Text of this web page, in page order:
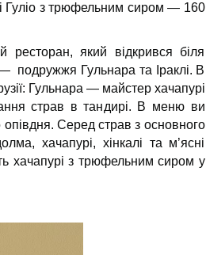
Гуліо з трюфельним сиром — 160
ресторан, який відкрився біля
подружжя Гульнара та Іраклі. В
Гульнара — майстер хачапурі
страв в тандирі. В меню ви
опівдня. Серед страв з основного
хачапурі, хінкалі та м’ясні
хачапурі з трюфельним сиром у